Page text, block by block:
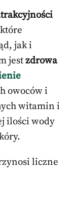
jak i
jestzdrowa
owoców i
witamin i
ilości wody
liczne